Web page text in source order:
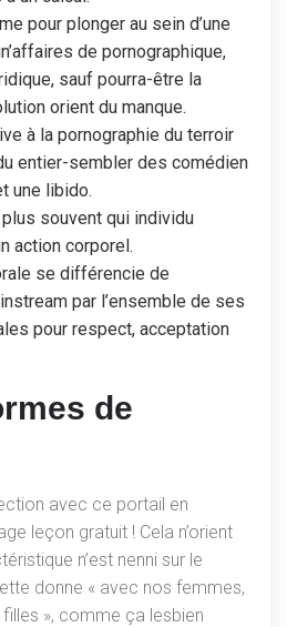
pour plonger au sein d’une
de pornographique,
sauf pourra-être la
orient du manque.
à la pornographie du terroir
entier-sembler des comédien
une libido.
plus souvent qui individu
action corporel.
se différencie de
par l’ensemble de ses
pour respect, acceptation
de
avec ce portail en
leçon gratuit ! Cela n’orient
n’est nenni sur le
donne « avec nos femmes,
», comme ça lesbien